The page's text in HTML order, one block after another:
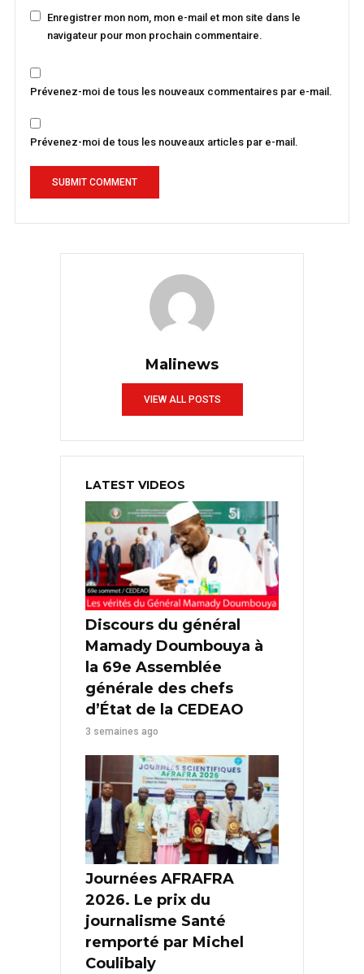
Enregistrer mon nom, mon e-mail et mon site dans le
navigateur pour mon prochain commentaire.
Prévenez-moi de tous les nouveaux commentaires par e-mail.
Prévenez-moi de tous les nouveaux articles par e-mail.
Malinews
VIEW ALL POSTS
LATEST VIDEOS
Discours du général
Mamady Doumbouya à
la 69e Assemblée
générale des chefs
d’État de la CEDEAO
3 semaines ago
Journées AFRAFRA
2026. Le prix du
journalisme Santé
remporté par Michel
Coulibaly